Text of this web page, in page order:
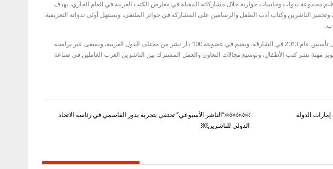
مجموعة ندوات وجلسات حوارية خلال مشاركاته المقبلة في معارض الكتب العربية في العام الجاري، بهدف
وتحفيز الناشرين وكتاب أدب الطفل والرسامين على المشاركة في جوائز الملتقى، ويستهل أولى ندواته التعريفية
يشار إلى أن الملتقى العربي لناشري كتب الأطفال تأسس عام 2013 في الشارقة، ويضم في عضويته 100 دار نشر من مختلف الدول العربية، ويسعى عبر برامجه
مهنة نشر كتب الأطفال، وتوسيع مجالات التعاون والعمل المشترك بين الناشرين العرب العاملين في صناعة
￼￼￼￼”الناشر الأسبوعي” تحتفي بتجربة بدور القاسمي في رئاسة الاتحاد
الدولي للناشرين￼